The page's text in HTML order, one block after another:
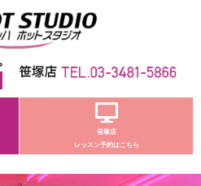
笹塚店
レッスン予約はこちら